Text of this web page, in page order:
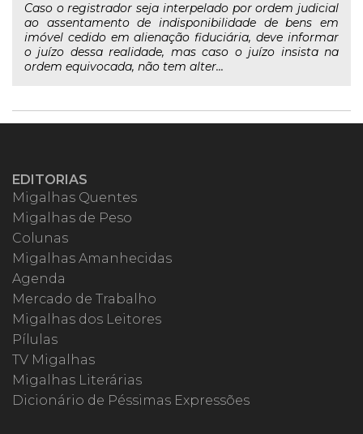
Caso o registrador seja interpelado por ordem judicial
ao assentamento de indisponibilidade de bens em
imóvel cedido em alienação fiduciária, deve informar
o juízo dessa realidade, mas caso o juízo insista na
ordem equivocada, não tem alter...
EDITORIAS
Migalhas Quentes
Migalhas de Peso
Colunas
Migalhas Amanhecidas
Agenda
Mercado de Trabalho
Migalhas dos Leitores
Pílulas
TV Migalhas
Migalhas Literárias
Dicionário de Péssimas Expressões